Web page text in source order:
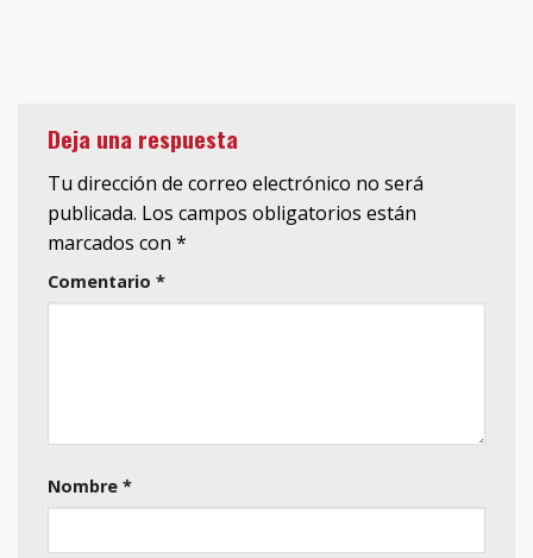
Deja una respuesta
Tu dirección de correo electrónico no será
publicada. Los campos obligatorios están
marcados con *
Comentario *
Nombre *